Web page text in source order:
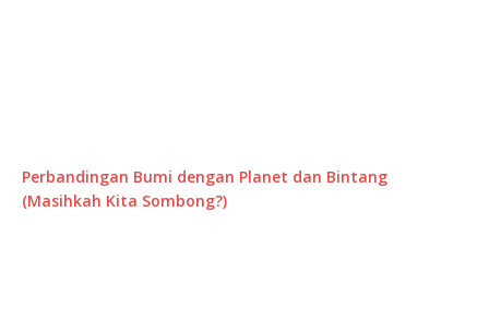
Perbandingan Bumi dengan Planet dan Bintang
(Masihkah Kita Sombong?)